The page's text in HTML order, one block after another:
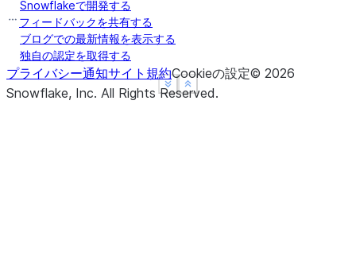
Show less
See more
Show less
See more
Snowflakeで開発する
フィードバックを共有する
ブログでの最新情報を表示する
独自の認定を取得する
プライバシー通知サイト規約Cookieの設定© 2026
Snowflake, Inc. All Rights Reserved.